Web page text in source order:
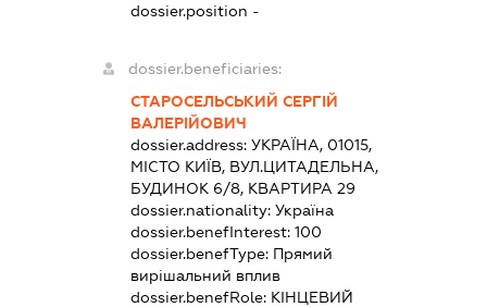
dossier.position -
dossier.beneficiaries:
СТАРОСЕЛЬСЬКИЙ СЕРГІЙ
ВАЛЕРІЙОВИЧ
dossier.address:УКРАЇНА, 01015,
МІСТО КИЇВ, ВУЛ.ЦИТАДЕЛЬНА,
БУДИНОК 6/8, КВАРТИРА 29
dossier.nationality:Україна
dossier.benefInterest:100
dossier.benefType: Прямий
вирішальний вплив
dossier.benefRole: КІНЦЕВИЙ